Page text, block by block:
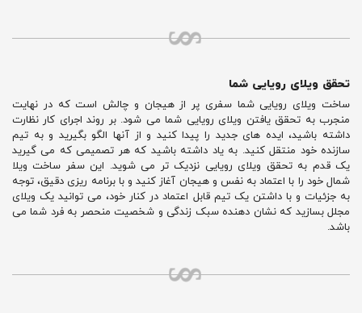
تحقق ویلای رویایی شما
ساخت ویلای رویایی شما سفری پر از هیجان و چالش است که در نهایت
منجرب به تحقق یافتن ویلای رویایی شما می شود. بر روند اجرای کار نظارت
داشته باشید، ایده های جدید را پیدا کنید و از آنها الگو بگیرید و به تیم
سازنده خود منتقل کنید. به یاد داشته باشید که هر تصمیمی که می گیرید
یک قدم به تحقق ویلای رویایی نزدیک تر می شوید. این سفر ساخت ویلا
شمال خود را با اعتماد به نفس و هیجان آغاز کنید و با برنامه ریزی دقیق، توجه
به جزئیات و با داشتن یک تیم قابل اعتماد در کنار خود، می توانید یک ویلای
مجلل بسازید که نشان دهنده سبک زندگی و شخصیت منحصر به فرد شما می
باشد.